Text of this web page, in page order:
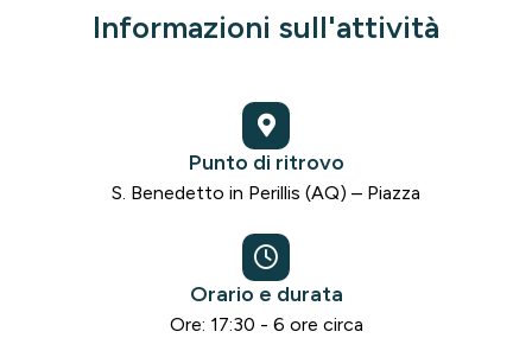
Informazioni sull'attività
Punto di ritrovo
S. Benedetto in Perillis (AQ) – Piazza
Orario e durata
Ore: 17:30 - 6 ore circa